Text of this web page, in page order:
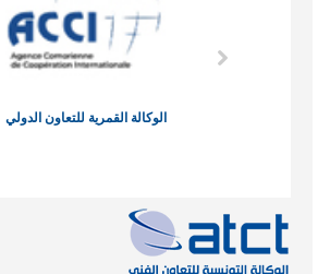
الوكالة القمرية للتعاون الدولي